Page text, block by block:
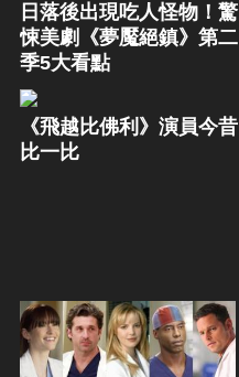
日落後出現吃人怪物！驚
悚美劇《夢魘絕鎮》第二
季5大看點
《飛越比佛利》演員今昔
比一比